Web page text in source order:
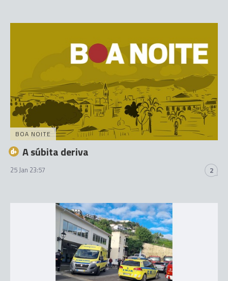
BOA NOITE
A súbita deriva
25 Jan 23:57 2